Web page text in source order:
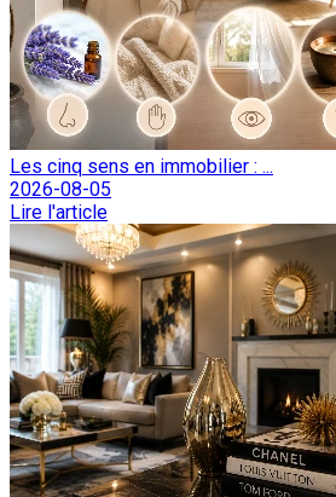
Les cinq sens en immobilier : ...
2026-08-05
Lire l'article